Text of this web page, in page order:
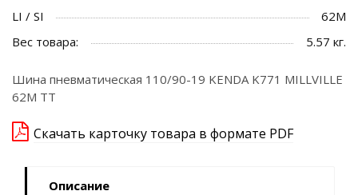
LI / SI
62M
Вес товара:
5.57 кг.
Шина пневматическая 110/90-19 KENDA K771 MILLVILLE
62M TT
Скачать карточку товара в формате PDF
Описание